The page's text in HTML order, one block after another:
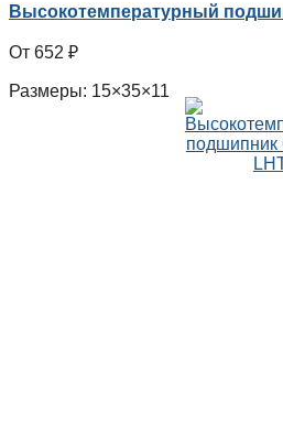
Высокотемпературный
652 ₽
Размеры: 15×35×11